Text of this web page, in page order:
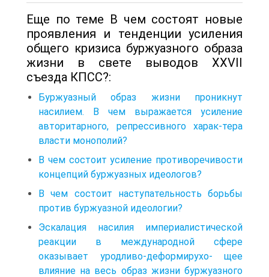
Еще по теме В чем состоят новые
проявления и тенденции усиления
общего кризиса буржуазного образа
жизни в свете выводов XXVII
съезда КПСС?:
Буржуазный образ жизни проникнут
насилием. В чем выражается усиление
авторитарного, репрессивного харак-тера
власти монополий?
В чем состоит усиление противоречивости
концепций буржуазных идеологов?
В чем состоит наступательность борьбы
против буржуазной идеологии?
Эскалация насилия империалистической
реакции в международной сфере
оказывает уродливо-деформирухо- щее
влияние на весь образ жизни буржуазного